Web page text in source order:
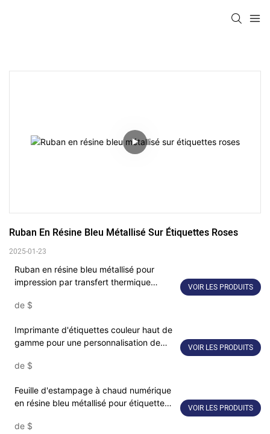
Ruban En Résine Bleu Métallisé Sur Étiquettes Roses
2025-01-23
Ruban en résine bleu métallisé pour
impression par transfert thermique
de $
VOIR LES PRODUITS
Imprimante d'étiquettes couleur haut de
gamme pour une personnalisation de
de $
VOIR LES PRODUITS
Feuille d'estampage à chaud numérique
en résine bleu métallisé pour étiquette
de $
VOIR LES PRODUITS